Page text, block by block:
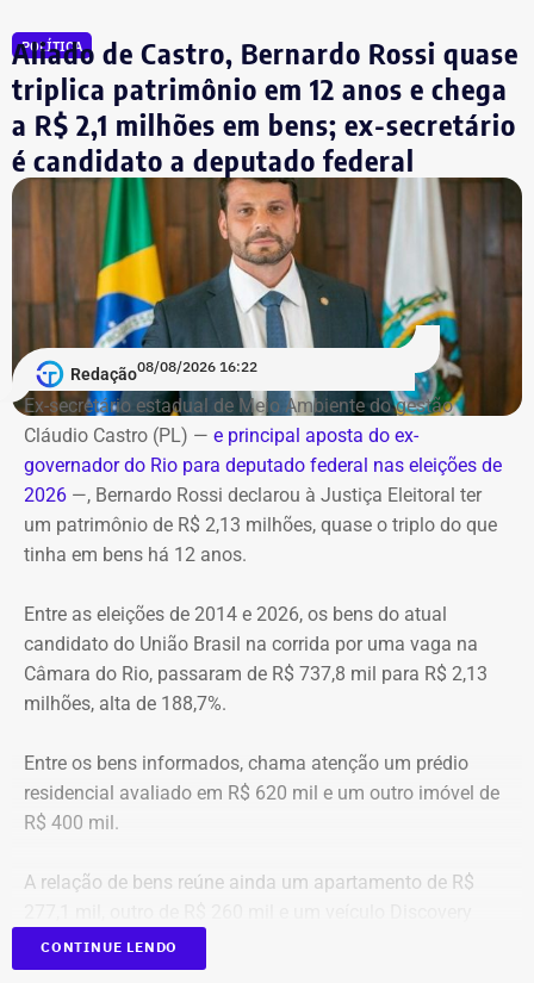
Bombeiros encontraram as vítimas
carbonizadas
O helicóptero explodiu ao cair na encosta, e chamas se
alastraram pela mata. De acordo com o Corpo de
Bombeiros, agentes especializados em combate a
incêndios florestais foram mobilizados e conseguiram
controlar o fogo.
A operação mobilizou cerca de 40 militares, 11 viaturas e
4 unidades operacionais.
POLÍTICA
Aliado de Castro, Bernardo Rossi quase
triplica patrimônio em 12 anos e chega
a R$ 2,1 milhões em bens; ex-secretário
é candidato a deputado federal
Redação08/08/2026 16:22
Ex-secretário estadual de Meio Ambiente do gestão
Cláudio Castro (PL) — e principal aposta do ex-
governador do Rio para deputado federal nas eleições de
2026 —, Bernardo Rossi declarou à Justiça Eleitoral ter
um patrimônio de R$ 2,13 milhões, quase o triplo do que
tinha em bens há 12 anos.
Entre as eleições de 2014 e 2026, os bens do atual
candidato do União Brasil na corrida por uma vaga na
Câmara do Rio, passaram de R$ 737,8 mil para R$ 2,13
milhões, alta de 188,7%.
Entre os bens informados, chama atenção um prédio
residencial avaliado em R$ 620 mil e um outro imóvel de
R$ 400 mil.
A relação de bens reúne ainda um apartamento de R$
D300, ano 2023, declarado por R$ 330 mil. Também
aparecem na lista cerca de R$ 177 mil em aplicações e
CONTINUE LENDO